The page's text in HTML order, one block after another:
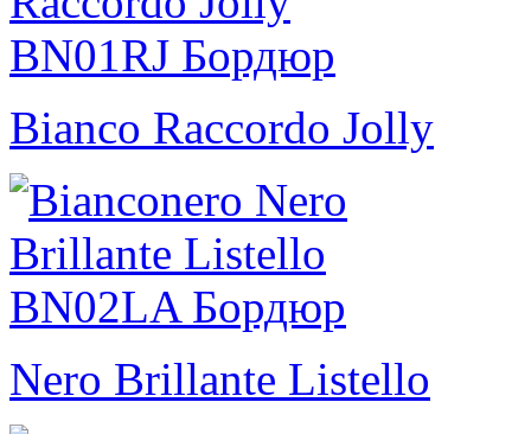
Bianco Raccordo Jolly
Nero Brillante Listello